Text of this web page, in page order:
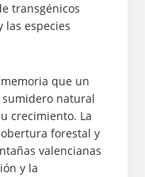
transgénicos
las especies
que un
natural
crecimiento. La
forestal y
valencianas
y la